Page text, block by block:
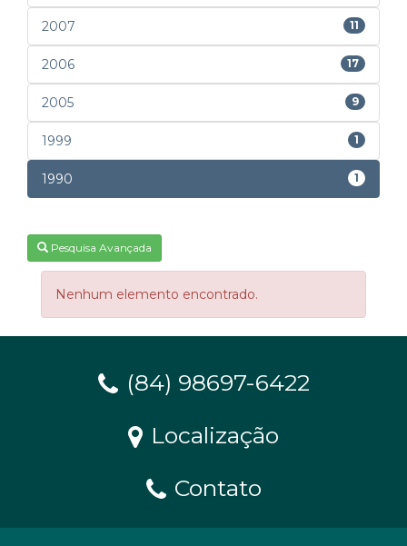
2007 11
2006 17
2005 9
1999 1
1990 1
Pesquisa Avançada
Nenhum elemento encontrado.
(84) 98697-6422
Localização
Contato